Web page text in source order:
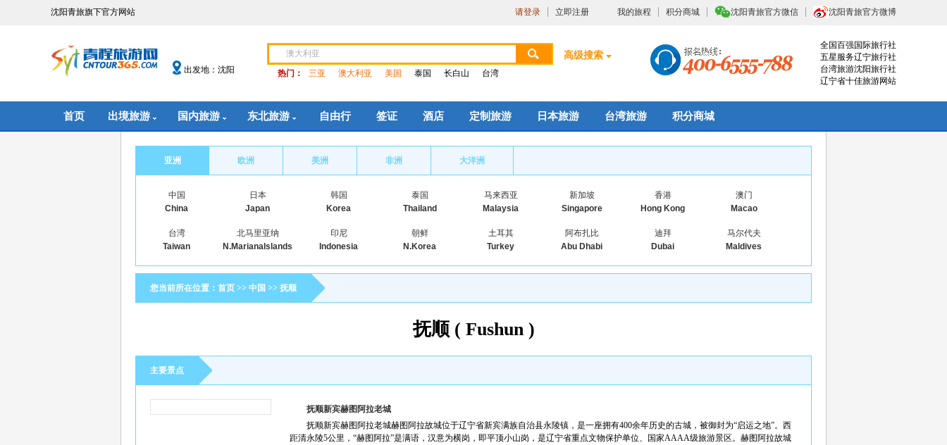
沈阳青旅旗下官方网站 我的旅程 积分商城 沈阳青旅官方微信 沈阳青旅官方微博
请登录 立即注册
出发地：沈阳 热门： 三亚 澳大利亚 美国 泰国 长白山 台湾
高级搜索
全国百强国际旅行社
五星服务辽宁旅行社
台湾旅游沈阳旅行社
辽宁省十佳旅游网站
首页 出境旅游 国内旅游 东北旅游 自由行 签证 酒店 定制旅游 日本旅游 台湾旅游 积分商城
亚洲 欧洲 美洲 非洲 大洋洲
中国
China
日本
Japan
韩国
Korea
泰国
Thailand
马来西亚
Malaysia
新加坡
Singapore
香港
Hong Kong
澳门
Macao
台湾
Taiwan
北马里亚纳
N.MarianaIslands
印尼
Indonesia
朝鲜
N.Korea
土耳其
Turkey
阿布扎比
Abu Dhabi
迪拜
Dubai
马尔代夫
Maldives
您当前所在位置： 首页 >> 中国 >> 抚顺
抚顺 ( Fushun )
主要景点
抚顺新宾赫图阿拉老城
抚顺新宾赫图阿拉老城赫图阿拉故城位于辽宁省新宾满族自治县永陵镇，是一座拥有400余年历史的古城，被御封为“启运之地”。西
距清永陵5公里，“赫图阿拉”是满语，汉意为横岗，即平顶小山岗，是辽宁省重点文物保护单位、国家AAAA级旅游景区。赫图阿拉故城